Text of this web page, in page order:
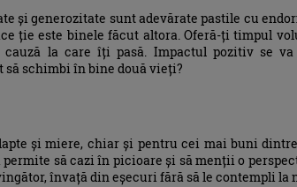
și generozitate sunt adevărate pastile cu
ție este binele făcut altora. Oferă-ți timpul
la care îți pasă. Impactul pozitiv se
schimbi în bine două vieți?
și miere, chiar și pentru cei mai buni
să cazi în picioare și să menții o
învață din eșecuri fără să le contempli